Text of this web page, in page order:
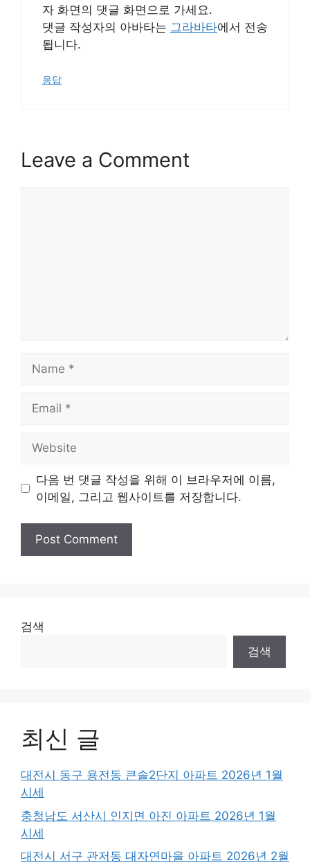
자 화면의 댓글 화면으로 가세요.
댓글 작성자의 아바타는 그라바타에서 전송
됩니다.
응답
Leave a Comment
다음 번 댓글 작성을 위해 이 브라우저에 이름,
이메일, 그리고 웹사이트를 저장합니다.
검색
검색
최신 글
대전시 동구 용전동 큰솔2단지 아파트 2026년 1월
시세
충청남도 서산시 인지면 아진 아파트 2026년 1월
시세
대전시 서구 관저동 대자연마을 아파트 2026년 2월